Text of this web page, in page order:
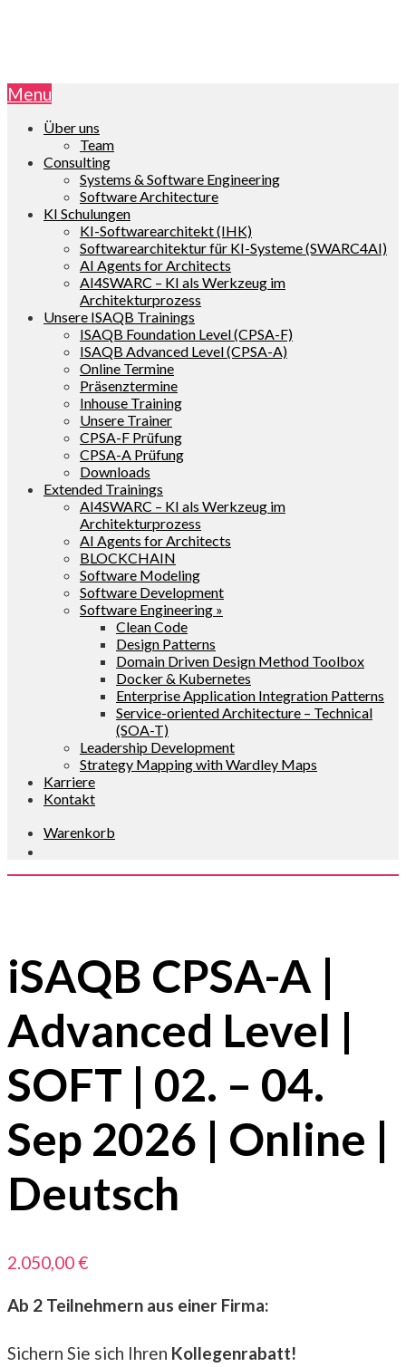
Menu
Über uns
Team
Consulting
Systems & Software Engineering
Software Architecture
KI Schulungen
KI-Softwarearchitekt (IHK)
Softwarearchitektur für KI-Systeme (SWARC4AI)
AI Agents for Architects
AI4SWARC – KI als Werkzeug im
Architekturprozess
Unsere ISAQB Trainings
ISAQB Foundation Level (CPSA-F)
ISAQB Advanced Level (CPSA-A)
Online Termine
Präsenztermine
Inhouse Training
Unsere Trainer
CPSA-F Prüfung
CPSA-A Prüfung
Downloads
Extended Trainings
AI4SWARC – KI als Werkzeug im
Architekturprozess
AI Agents for Architects
BLOCKCHAIN
Software Modeling
Software Development
Software Engineering »
Clean Code
Design Patterns
Domain Driven Design Method Toolbox
Docker & Kubernetes
Enterprise Application Integration Patterns
Service-oriented Architecture – Technical
(SOA-T)
Leadership Development
Strategy Mapping with Wardley Maps
Karriere
Kontakt
Warenkorb
iSAQB CPSA-A |
Advanced Level |
SOFT | 02. – 04.
Sep 2026 | Online |
Deutsch
2.050,00€
Ab 2 Teilnehmern aus einer Firma:
Sichern Sie sich Ihren Kollegenrabatt!